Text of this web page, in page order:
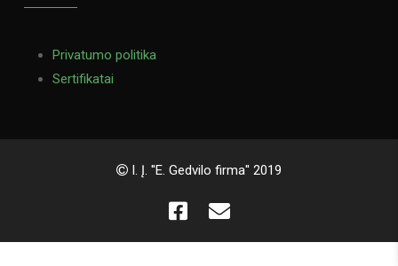
Privatumo politika
Sertifikatai
I. Į. ''E. Gedvilo firma'' 2019